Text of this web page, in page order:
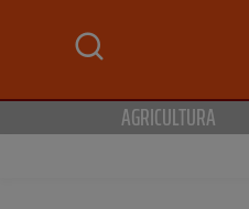
AGRICULTURA